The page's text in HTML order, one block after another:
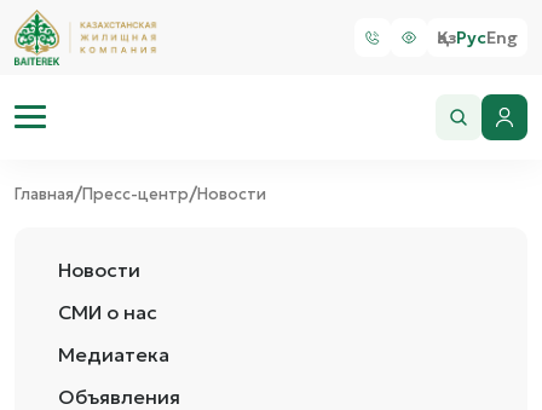
ҚазРусEng
Главная/Пресс-центр/Новости
Новости
СМИ о нас
Медиатека
Объявления